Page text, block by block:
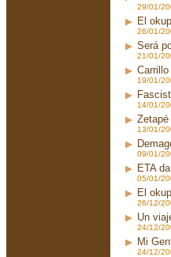
29/01/
El
26/01/
Será
21/01/
19/01/
14/01/
13/01/
09/01/
ETA
05/01/
El
26/12/
Un
24/12/
Mi
24/12/